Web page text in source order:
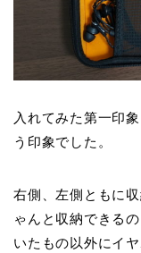
入れてみた第一印
う印象でした。
右側、左側ともに
ゃんと収納できる
いたもの以外にイ